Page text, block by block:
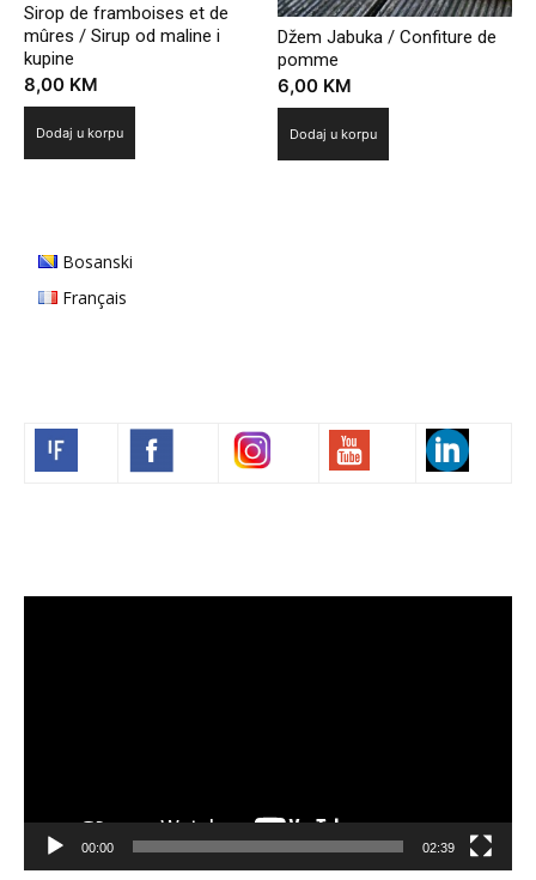
Sirop de framboises et de
mûres / Sirup od maline i
kupine
8,00 KM
Dodaj u korpu
Džem Jabuka / Confiture de
pomme
6,00 KM
Dodaj u korpu
Bosanski
Français
00:00 02:39